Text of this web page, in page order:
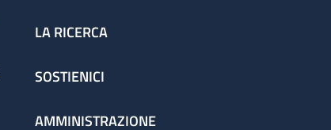
LA RICERCA
SOSTIENICI
AMMINISTRAZIONE